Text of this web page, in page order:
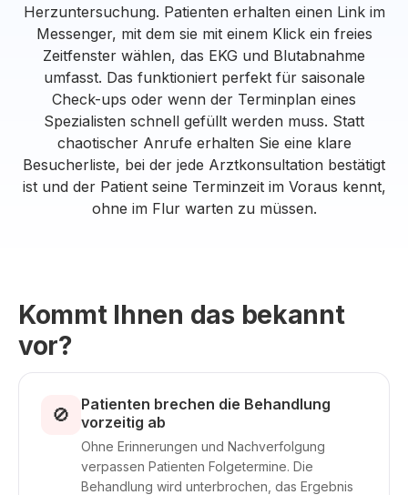
Herzuntersuchung. Patienten erhalten einen Link im
Messenger, mit dem sie mit einem Klick ein freies
Zeitfenster wählen, das EKG und Blutabnahme
umfasst. Das funktioniert perfekt für saisonale
Check-ups oder wenn der Terminplan eines
Spezialisten schnell gefüllt werden muss. Statt
chaotischer Anrufe erhalten Sie eine klare
Besucherliste, bei der jede Arztkonsultation bestätigt
ist und der Patient seine Terminzeit im Voraus kennt,
ohne im Flur warten zu müssen.
Kommt Ihnen das bekannt
vor?
🚫
Patienten brechen die Behandlung
vorzeitig ab
Ohne Erinnerungen und Nachverfolgung
verpassen Patienten Folgetermine. Die
Behandlung wird unterbrochen, das Ergebnis